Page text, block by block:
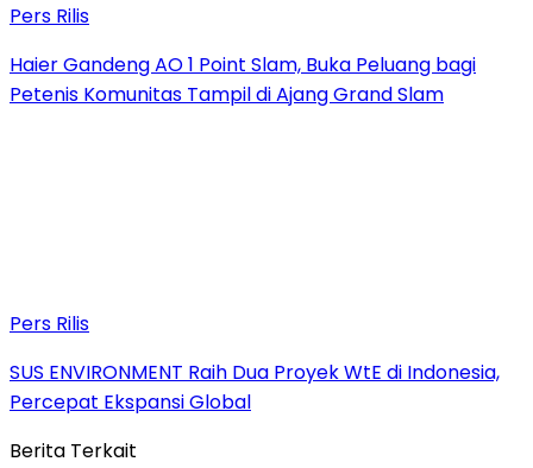
Pers Rilis
Haier Gandeng AO 1 Point Slam, Buka Peluang bagi
Petenis Komunitas Tampil di Ajang Grand Slam
Pers Rilis
SUS ENVIRONMENT Raih Dua Proyek WtE di Indonesia,
Percepat Ekspansi Global
Berita Terkait